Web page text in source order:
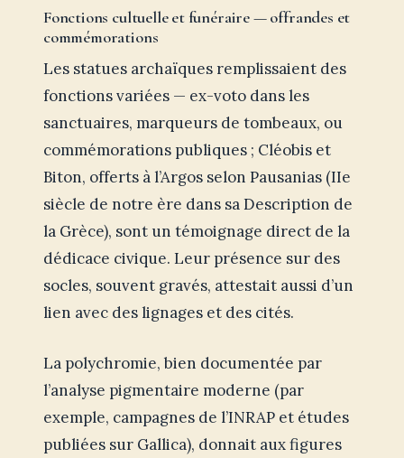
Fonctions cultuelle et funéraire — offrandes et
commémorations
Les statues archaïques remplissaient des
fonctions variées — ex-voto dans les
sanctuaires, marqueurs de tombeaux, ou
commémorations publiques ; Cléobis et
Biton, offerts à l’Argos selon Pausanias (IIe
siècle de notre ère dans sa Description de
la Grèce), sont un témoignage direct de la
dédicace civique. Leur présence sur des
socles, souvent gravés, attestait aussi d’un
lien avec des lignages et des cités.
La polychromie, bien documentée par
l’analyse pigmentaire moderne (par
exemple, campagnes de l’INRAP et études
publiées sur Gallica), donnait aux figures